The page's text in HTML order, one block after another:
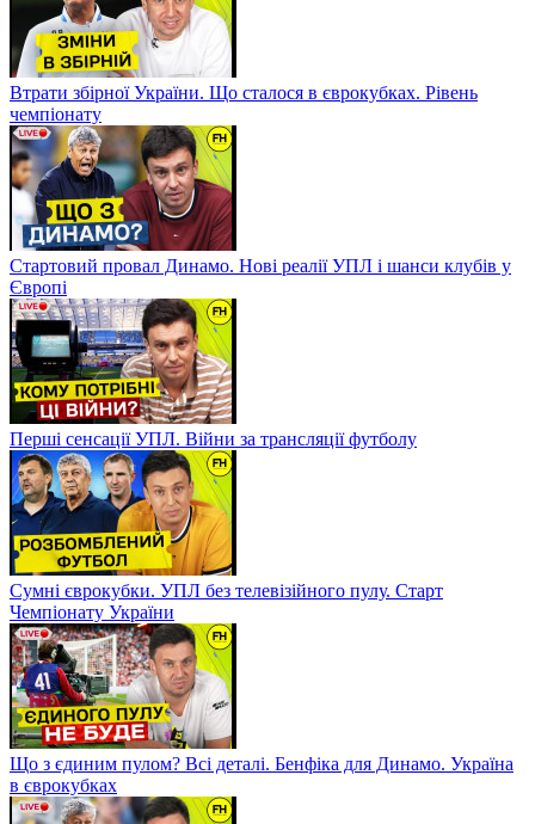
Втрати збірної України. Що сталося в єврокубках. Рівень
чемпіонату
Стартовий провал Динамо. Нові реалії УПЛ і шанси клубів у
Європі
Перші сенсації УПЛ. Війни за трансляції футболу
Сумні єврокубки. УПЛ без телевізійного пулу. Старт
Чемпіонату України
Що з єдиним пулом? Всі деталі. Бенфіка для Динамо. Україна
в єврокубках